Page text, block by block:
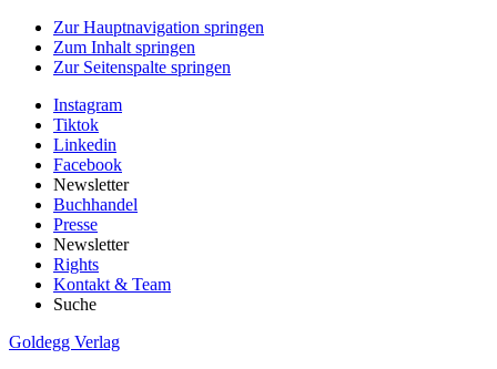
Zur Hauptnavigation springen
Zum Inhalt springen
Zur Seitenspalte springen
Instagram
Tiktok
Linkedin
Facebook
Newsletter
Buchhandel
Presse
Newsletter
Rights
Kontakt & Team
Suche
Goldegg Verlag